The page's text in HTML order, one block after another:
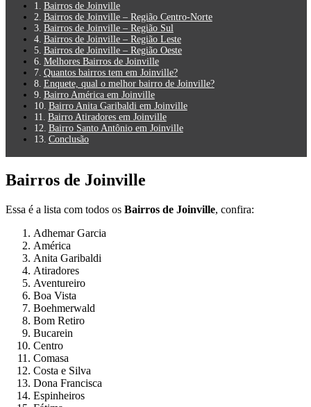
Bairros de Joinville
Bairros de Joinville – Região Centro-Norte
Bairros de Joinville – Região Sul
Bairros de Joinville – Região Leste
Bairros de Joinville – Região Oeste
Melhores Bairros de Joinville
Quantos bairros tem em Joinville?
Enquete, qual o melhor bairro de Joinville?
Bairro América em Joinville
Bairro Anita Garibaldi em Joinville
Bairro Atiradores em Joinville
Bairro Santo Antônio em Joinville
Conclusão
Bairros de Joinville
Essa é a lista com todos os Bairros de Joinville, confira:
Adhemar Garcia
América
Anita Garibaldi
Atiradores
Aventureiro
Boa Vista
Boehmerwald
Bom Retiro
Bucarein
Centro
Comasa
Costa e Silva
Dona Francisca
Espinheiros